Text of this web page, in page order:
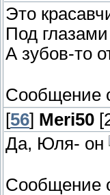
Это
Под
А зубов-то
Сообщение
[56] Meri50
Да, Юля- он
Сообщение